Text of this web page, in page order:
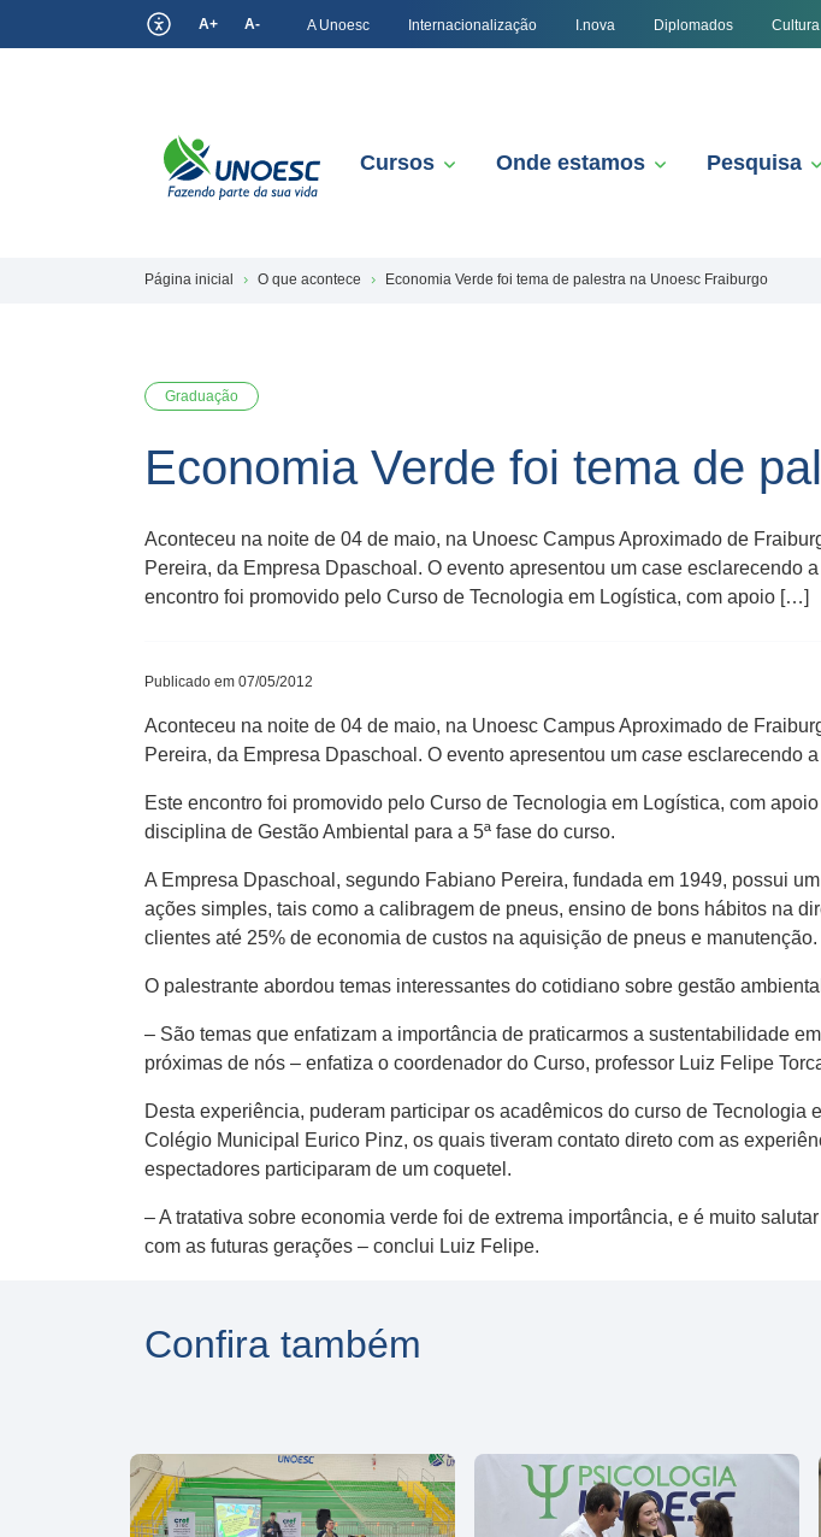
A+ A- A Unoesc Internacionalização I.nova Diplomados Cultura
Cursos Onde estamos Pesquisa
Página inicial O que acontece Economia Verde foi tema de palestra na Unoesc Fraiburgo
Graduação
Economia Verde foi tema de
Aconteceu na noite de 04 de maio, na Unoesc Campus Aproximado de
Pereira, da Empresa Dpaschoal. O evento apresentou um case
encontro foi promovido pelo Curso de Tecnologia em Logística, com apoio […]
Publicado em 07/05/2012
Aconteceu na noite de 04 de maio, na Unoesc Campus Aproximado de
Pereira, da Empresa Dpaschoal. O evento apresentou um case esclarecendo
Este encontro foi promovido pelo Curso de Tecnologia em Logística, com
disciplina de Gestão Ambiental para a 5ª fase do curso.
A Empresa Dpaschoal, segundo Fabiano Pereira, fundada em 1949, possui
ações simples, tais como a calibragem de pneus, ensino de bons hábitos na
clientes até 25% de economia de custos na aquisição de pneus e manutenção.
O palestrante abordou temas interessantes do cotidiano sobre gestão
– São temas que enfatizam a importância de praticarmos a sustentabilidade
próximas de nós – enfatiza o coordenador do Curso, professor Luiz Felipe
Desta experiência, puderam participar os acadêmicos do curso de
Colégio Municipal Eurico Pinz, os quais tiveram contato direto com as
espectadores participaram de um coquetel.
– A tratativa sobre economia verde foi de extrema importância, e é muito
com as futuras gerações – conclui Luiz Felipe.
Confira também